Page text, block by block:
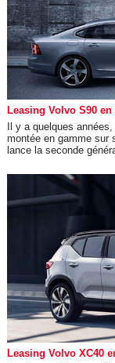
Leasing Volvo S90
Il y a quelques
montée en gamme sur
lance la seconde
Leasing Volvo XC40